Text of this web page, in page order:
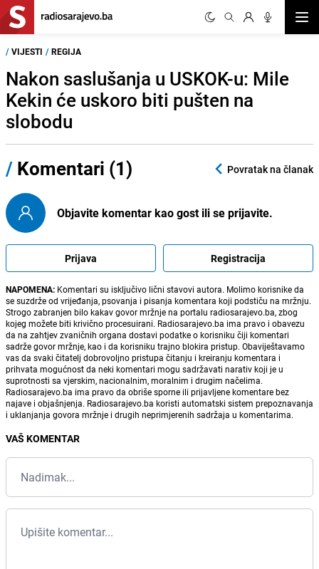
/ VIJESTI / REGIJA
Nakon saslušanja u USKOK-u: Mile
Kekin će uskoro biti pušten na
slobodu
/ Komentari (1) Povratak na članak
Objavite komentar kao gost ili se prijavite.
Prijava Registracija
NAPOMENA: Komentari su isključivo lični stavovi autora. Molimo korisnike da
se suzdrže od vrijeđanja, psovanja i pisanja komentara koji podstiču na mržnju.
Strogo zabranjen bilo kakav govor mržnje na portalu radiosarajevo.ba, zbog
kojeg možete biti krivično procesuirani. Radiosarajevo.ba ima pravo i obavezu
da na zahtjev zvaničnih organa dostavi podatke o korisniku čiji komentari
sadrže govor mržnje, kao i da korisniku trajno blokira pristup. Obaviještavamo
vas da svaki čitatelj dobrovoljno pristupa čitanju i kreiranju komentara i
prihvata mogućnost da neki komentari mogu sadržavati narativ koji je u
suprotnosti sa vjerskim, nacionalnim, moralnim i drugim načelima.
Radiosarajevo.ba ima pravo da obriše sporne ili prijavljene komentare bez
najave i objašnjenja. Radiosarajevo.ba koristi automatski sistem prepoznavanja
i uklanjanja govora mržnje i drugih neprimjerenih sadržaja u komentarima.
VAŠ KOMENTAR